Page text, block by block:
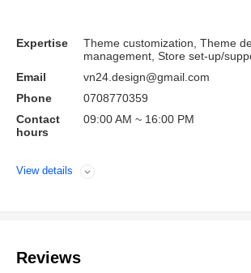
View details
Expertise
Theme customization, Theme
management, Store set-up/
Email
vn24.design@gmail.com
Phone
0708770359
Contact
hours
09:00 AM ~ 16:00 PM
Reviews